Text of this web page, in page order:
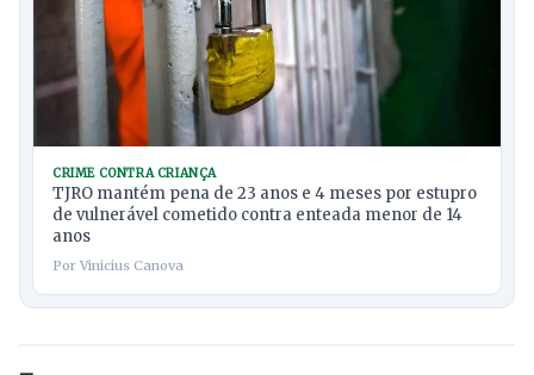
CRIME CONTRA CRIANÇA
TJRO mantém pena de 23 anos e 4 meses por estupro
de vulnerável cometido contra enteada menor de 14
anos
Por Vinicius Canova